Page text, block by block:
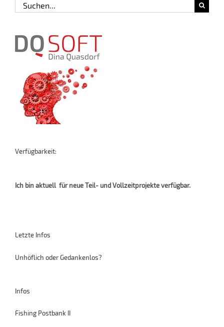
Suche
nach:
Verfügbarkeit:
Ich bin aktuell für neue Teil- und Vollzeitprojekte verfügbar.
Letzte Infos
Unhöflich oder Gedankenlos?
Infos
Fishing Postbank II